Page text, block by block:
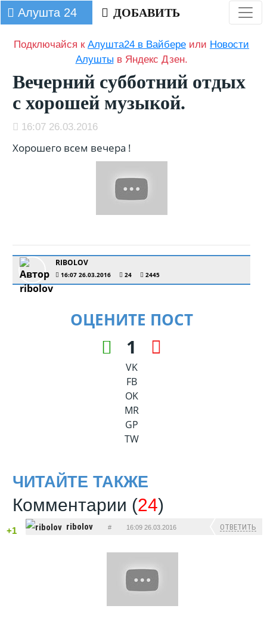
Алушта 24 ДОБАВИТЬ
Подключайся кАлушта24 в Вайбере или Новости
Алушты в Яндекс Дзен.
Вечерний субботний отдых
с хорошей музыкой.
16:07 26.03.2016
Хорошего всем вечера !
RIBOLOV
16:07 26.03.2016 24 2445
ОЦЕНИТЕ ПОСТ
1
VK
FB
OK
MR
GP
TW
ЧИТАЙТЕ ТАКЖЕ
Комментарии (24)
+1 ribolov # 16:09 26.03.2016 ОТВЕТИТЬ